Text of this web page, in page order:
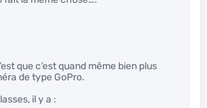
que c’est quand même bien plus
de type GoPro.
il y a :